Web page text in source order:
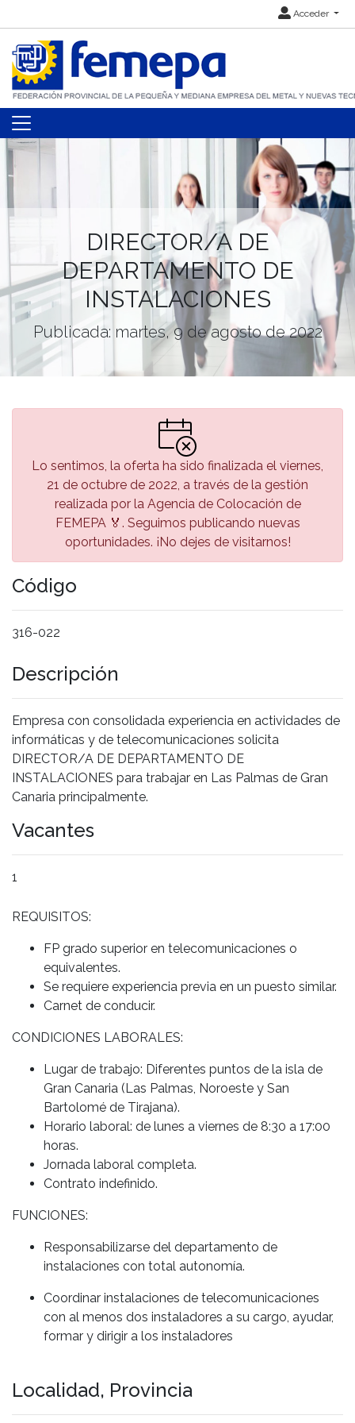
Acceder
DIRECTOR/A DE
DEPARTAMENTO DE
INSTALACIONES
Publicada: martes, 9 de agosto de 2022
Lo sentimos, la oferta ha sido finalizada el viernes,
21 de octubre de 2022, a través de la gestión
realizada por la Agencia de Colocación de
FEMEPA 🏅. Seguimos publicando nuevas
oportunidades. ¡No dejes de visitarnos!
Código
316-022
Descripción
Empresa con consolidada experiencia en actividades de
informáticas y de telecomunicaciones solicita
DIRECTOR/A DE DEPARTAMENTO DE
INSTALACIONES para trabajar en Las Palmas de Gran
Canaria principalmente.
Vacantes
1
REQUISITOS:
FP grado superior en telecomunicaciones o
equivalentes.
Se requiere experiencia previa en un puesto similar.
Carnet de conducir.
CONDICIONES LABORALES:
Lugar de trabajo: Diferentes puntos de la isla de
Gran Canaria (Las Palmas, Noroeste y San
Bartolomé de Tirajana).
Horario laboral: de lunes a viernes de 8:30 a 17:00
horas.
Jornada laboral completa.
Contrato indefinido.
FUNCIONES:
Responsabilizarse del departamento de
instalaciones con total autonomía.
Coordinar instalaciones de telecomunicaciones
con al menos dos instaladores a su cargo, ayudar,
formar y dirigir a los instaladores
Localidad, Provincia